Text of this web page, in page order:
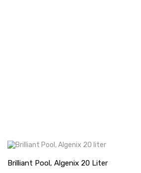
Brilliant Pool, Algenix 20 Liter